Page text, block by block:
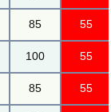
85 55
100 55
85 55